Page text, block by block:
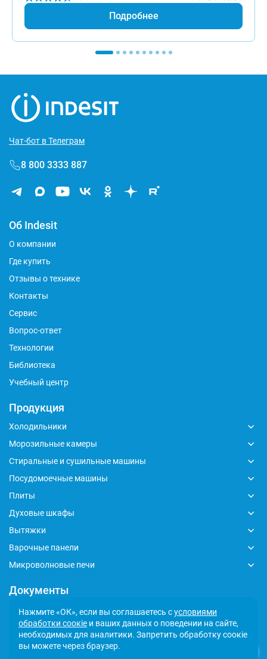
Подробнее
Чат-бот в Телеграм
8 800 3333 887
Об Indesit
О компании
Где купить
Отзывы о технике
Контакты
Сервис
Вопрос-ответ
Технологии
Библиотека
Учебный центр
Продукция
Холодильники
Морозильные камеры
Стиральные и сушильные машины
Посудомоечные машины
Плиты
Духовые шкафы
Вытяжки
Варочные панели
Микроволновые печи
Документы
Глобальный кодекс делового поведения
Политика обработки персональных данных
Сообщить о несоответствии
Нажмите «ОК», если вы соглашаетесь сусловиями
обработки соокіе и ваших данных о поведении на сайте,
необходимых для аналитики. Запретить обработку соокіе
вы можете через браузер.